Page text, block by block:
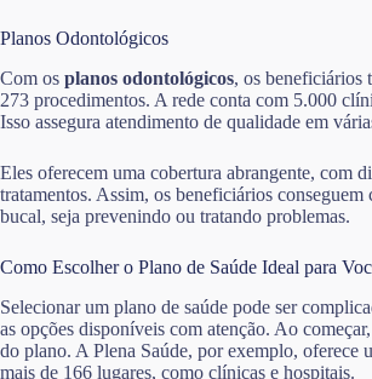
Planos Odontológicos
Com os planos odontológicos, os beneficiários
273 procedimentos. A rede conta com 5.000
Isso assegura atendimento de qualidade em
Eles oferecem uma cobertura abrangente, com
tratamentos. Assim, os beneficiários conseguem
bucal, seja prevenindo ou tratando problemas.
Como Escolher o Plano de Saúde Ideal para
Selecionar um plano de saúde pode ser
as opções disponíveis com atenção. Ao
do plano. A Plena Saúde, por exemplo, oferece
mais de 166 lugares, como clínicas e hospitais.